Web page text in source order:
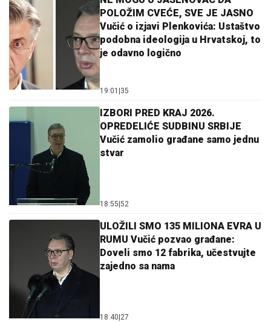
POLOŽIM CVEĆE, SVE JE JASNO
Vučić o izjavi Plenkovića: Ustaštvo
podobna ideologija u Hrvatskoj, to
je odavno logično
19:01 |35
IZBORI PRED KRAJ 2026.
OPREDELIĆE SUDBINU SRBIJE
Vučić zamolio građane samo jednu
stvar
18:55|52
ULOŽILI SMO 135 MILIONA EVRA U
RUMU Vučić pozvao građane:
Doveli smo 12 fabrika, učestvujte
zajedno sa nama
18:40|27